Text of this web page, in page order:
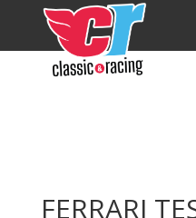
FERRARI